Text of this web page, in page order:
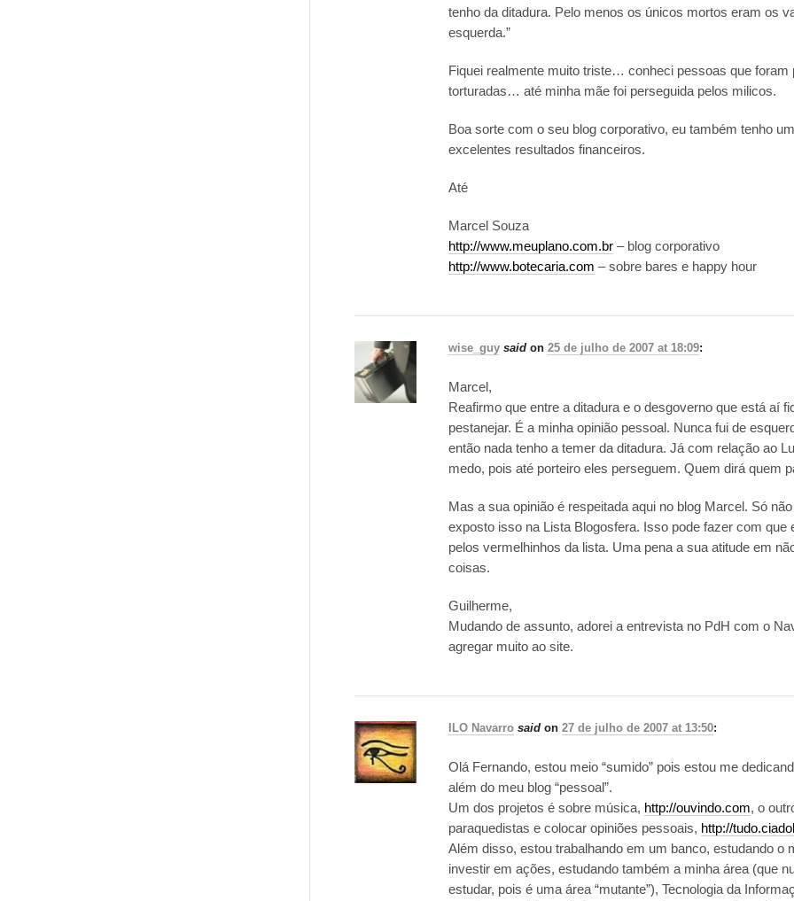
tenho da ditadura. Pelo menos os únicos mortos eram os
esquerda.”
Fiquei realmente muito triste… conheci pessoas que foram
torturadas… até minha mãe foi perseguida pelos milicos.
Boa sorte com o seu blog corporativo, eu também tenho
excelentes resultados financeiros.
Até
Marcel Souza
http://www.meuplano.com.br – blog corporativo
http://www.botecaria.com – sobre bares e happy hour
wise_guy said on25 de julho de 2007 at 18:09:
Marcel,
Reafirmo que entre a ditadura e o desgoverno que está aí
pestanejar. É a minha opinião pessoal. Nunca fui de
então nada tenho a temer da ditadura. Já com relação ao
medo, pois até porteiro eles perseguem. Quem dirá quem
Mas a sua opinião é respeitada aqui no blog Marcel. Só
exposto isso na Lista Blogosfera. Isso pode fazer com que
pelos vermelhinhos da lista. Uma pena a sua atitude em
coisas.
Guilherme,
Mudando de assunto, adorei a entrevista no PdH com o
agregar muito ao site.
ILO Navarro said on27 de julho de 2007 at 13:50:
Olá Fernando, estou meio “sumido” pois estou me
além do meu blog “pessoal”.
Um dos projetos é sobre música, http://ouvindo.com, o
paraquedistas e colocar opiniões pessoais, http://
Além disso, estou trabalhando em um banco, estudando o
investir em ações, estudando também a minha área (que
estudar, pois é uma área “mutante”), Tecnologia da